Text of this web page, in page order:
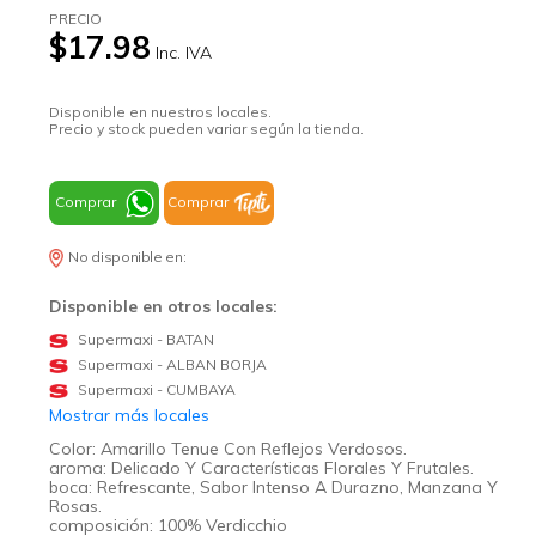
PRECIO
$17.98 Inc. IVA
Disponible en nuestros locales.
Precio y stock pueden variar según la tienda.
Comprar Comprar
No disponible en:
Disponible en otros locales:
Supermaxi - BATAN
Supermaxi - ALBAN BORJA
Supermaxi - CUMBAYA
Mostrar más locales
Color: Amarillo Tenue Con Reflejos Verdosos.
aroma: Delicado Y Características Florales Y Frutales.
boca: Refrescante, Sabor Intenso A Durazno, Manzana Y
Rosas.
composición: 100% Verdicchio